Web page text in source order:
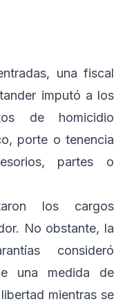
una fiscal
imputó a los
de homicidio
porte o tenencia
partes o
los cargos
No obstante, la
consideró
una medida de
mientras se